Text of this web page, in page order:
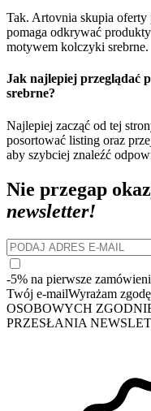
Tak. Artovnia skupia oferty
pomaga odkrywać
motywem kolczyki srebrne.
Jak najlepiej przeglądać
srebrne?
Najlepiej zacząć od tej
posortować listing oraz
aby szybciej znaleźć
Nie przegap
newsletter!
-5% na pierwsze
Twój e-mailWyrażam
OSOBOWYCH
PRZESŁANIA